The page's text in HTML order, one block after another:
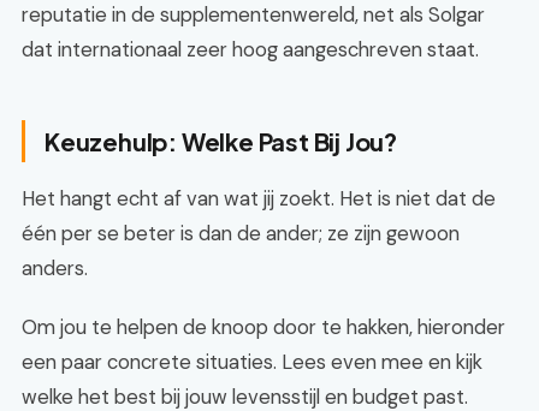
reputatie in de supplementenwereld, net als Solgar
dat internationaal zeer hoog aangeschreven staat.
Keuzehulp: Welke Past Bij Jou?
Het hangt echt af van wat jij zoekt. Het is niet dat de
één per se beter is dan de ander; ze zijn gewoon
anders.
Om jou te helpen de knoop door te hakken, hieronder
een paar concrete situaties. Lees even mee en kijk
welke het best bij jouw levensstijl en budget past.